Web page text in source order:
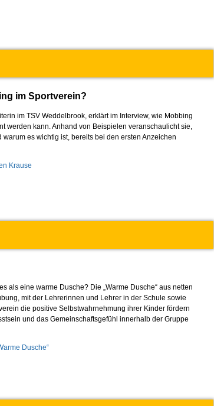
im Sportverein?
im TSV Weddelbrook, erklärt im Interview, wie Mobbing
werden kann. Anhand von Beispielen veranschaulicht sie,
es wichtig ist, bereits bei den ersten Anzeichen
Krause
als eine warme Dusche? Die „Warme Dusche“ aus netten
mit der Lehrerinnen und Lehrer in der Schule sowie
die positive Selbstwahrnehmung ihrer Kinder fördern
und das Gemeinschaftsgefühl innerhalb der Gruppe
Dusche“